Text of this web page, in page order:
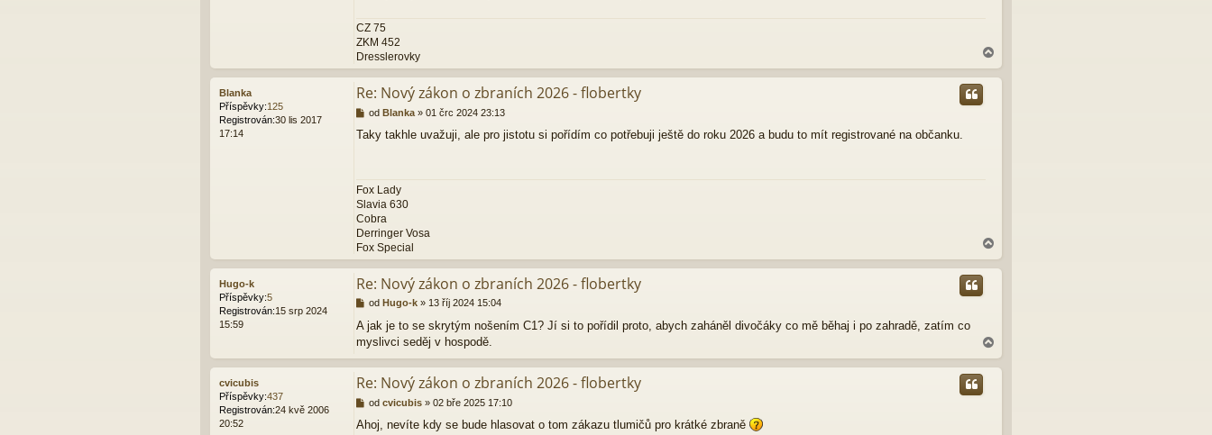
k
CZ 75
ZKM 452
Dresslerovky
a
h
Blanka
Příspěvky:125
Registrován:30 lis 2017
17:14
Re: Nový zákon o zbraních 2026 - flobertky
P
í
v
e
k
od Blanka » 01 črc 2024 23:13
Taky takhle uvažuji, ale pro jistotu si pořídím co potřebuji ještě do roku 2026 a budu to mít registrované na občanku.
Fox Lady
Slavia 630
Cobra
Derringer Vosa
Fox Special
a
h
Hugo-k
Příspěvky:5
Registrován:15 srp 2024
15:59
Re: Nový zákon o zbraních 2026 - flobertky
P
í
s
p
ě
v
od Hugo-k » 13 říj 2024 15:04
A jak je to se skrytým nošením C1? Jí si to pořídil proto, abych zaháněl divočáky co mě běhaj i po zahradě, zatím co
myslivci seděj v hospodě.
a
h
cvicubis
Příspěvky:437
Registrován:24 kvě 2006
20:52
Re: Nový zákon o zbraních 2026 - flobertky
P
í
od cvicubis » 02 bře 2025 17:10
Ahoj, nevíte kdy se bude hlasovat o tom zákazu tlumičů pro krátké zbraně